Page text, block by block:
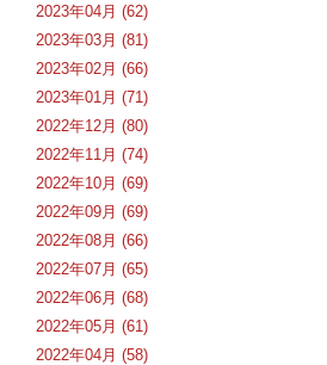
2023年04月 (62)
2023年03月 (81)
2023年02月 (66)
2023年01月 (71)
2022年12月 (80)
2022年11月 (74)
2022年10月 (69)
2022年09月 (69)
2022年08月 (66)
2022年07月 (65)
2022年06月 (68)
2022年05月 (61)
2022年04月 (58)